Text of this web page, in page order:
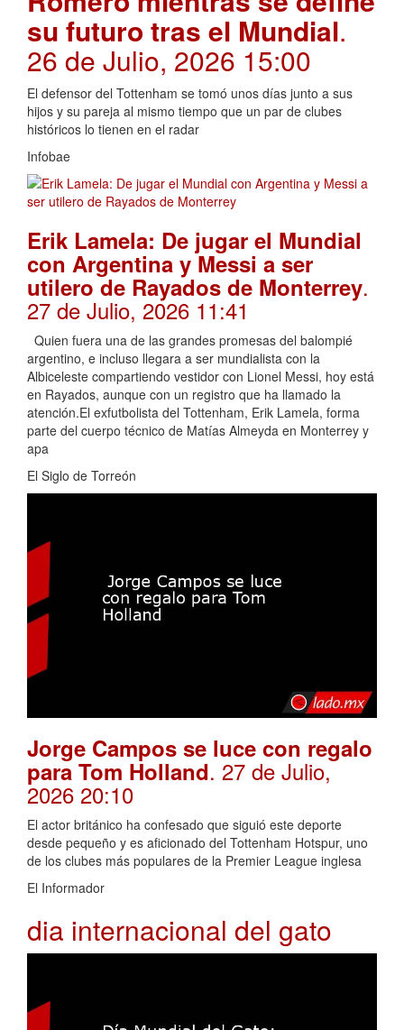
su futuro tras el Mundial.
26 de Julio, 2026 15:00
El defensor del Tottenham se tomó unos días junto a sus
hijos y su pareja al mismo tiempo que un par de clubes
históricos lo tienen en el radar
Infobae
Erik Lamela: De jugar el Mundial
con Argentina y Messi a ser
utilero de Rayados de Monterrey.
27 de Julio, 2026 11:41
Quien fuera una de las grandes promesas del balompié
argentino, e incluso llegara a ser mundialista con la
Albiceleste compartiendo vestidor con Lionel Messi, hoy está
en Rayados, aunque con un registro que ha llamado la
atención.El exfutbolista del Tottenham, Erik Lamela, forma
parte del cuerpo técnico de Matías Almeyda en Monterrey y
apa
El Siglo de Torreón
Jorge Campos se luce con regalo
para Tom Holland. 27 de Julio,
2026 20:10
El actor británico ha confesado que siguió este deporte
desde pequeño y es aficionado del Tottenham Hotspur, uno
de los clubes más populares de la Premier League inglesa
El Informador
dia internacional del gato